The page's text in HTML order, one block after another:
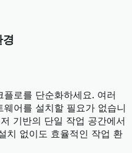
로를 단순화하세요. 여러
어를 설치할 필요가 없습니
기반의 단일 작업 공간에서
치 없이도 효율적인 작업 환